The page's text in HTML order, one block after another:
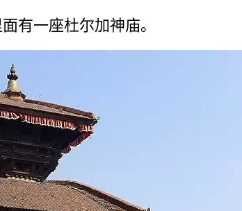
有一座杜尔加神庙。